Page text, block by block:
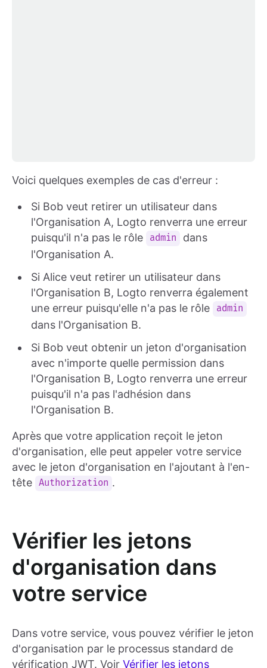
Voici quelques exemples de cas d'erreur :
Si Bob veut retirer un utilisateur dans
l'Organisation A, Logto renverra une erreur
puisqu'il n'a pas le rôle
admin
dans
l'Organisation A.
Si Alice veut retirer un utilisateur dans
l'Organisation B, Logto renverra également
une erreur puisqu'elle n'a pas le rôle
admin
dans l'Organisation B.
Si Bob veut obtenir un jeton d'organisation
avec n'importe quelle permission dans
l'Organisation B, Logto renverra une erreur
puisqu'il n'a pas l'adhésion dans
l'Organisation B.
Après que votre application reçoit le jeton
d'organisation, elle peut appeler votre service
avec le jeton d'organisation en l'ajoutant à l'en-
tête Authorization .
Vérifier les jetons
d'organisation dans
votre service
Dans votre service, vous pouvez vérifier le jeton
d'organisation par le processus standard de
vérification JWT. Voir Vérifier les jetons